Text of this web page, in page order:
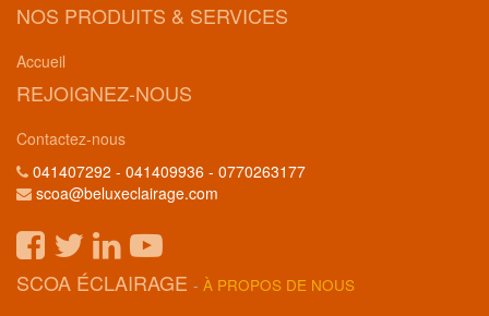
NOS PRODUITS & SERVICES
Accueil
REJOIGNEZ-NOUS
Contactez-nous
041407292 - 041409936 - 0770263177
scoa@beluxeclairage.com
SCOA ÉCLAIRAGE - À PROPOS DE NOUS